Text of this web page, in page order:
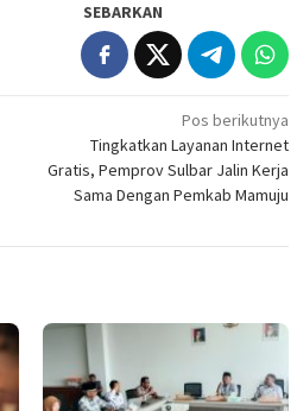
SEBARKAN
Pos berikutnya
Tingkatkan Layanan Internet
Gratis, Pemprov Sulbar Jalin Kerja
Sama Dengan Pemkab Mamuju